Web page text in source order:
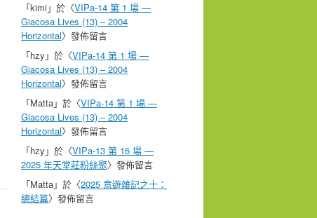
「kimi 」於〈VIPa-14 第 1 場 —
Giacosa Lives (13) – 2004
Horizontal〉發佈留言
「hzy 」於〈VIPa-14 第 1 場 —
Giacosa Lives (13) – 2004
Horizontal〉發佈留言
「Matta」於〈VIPa-14 第 1 場 —
Giacosa Lives (13) – 2004
Horizontal〉發佈留言
「hzy 」於〈VIPa-13 第 16 場 —
2025 年天堂莊粉絲聚〉發佈留言
「Matta」於〈2025 意遊雜記之十：
總結篇〉發佈留言